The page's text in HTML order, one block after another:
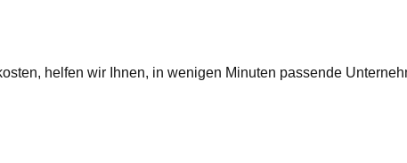
helfen wir Ihnen, in wenigen Minuten passende